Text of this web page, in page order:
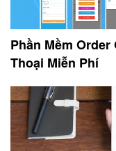
Phần Mềm
Thoại Miễn Phí